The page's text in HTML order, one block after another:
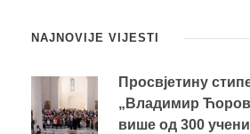
NAJNOVIJE VIJESTI
Просвјетину
„Владимир
више од 300